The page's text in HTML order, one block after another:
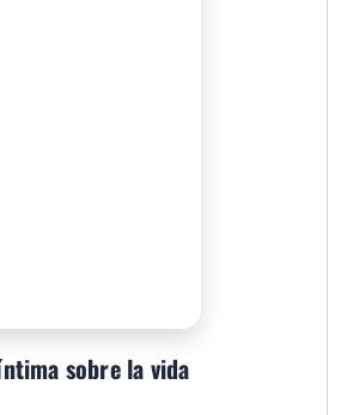
sobre la vida